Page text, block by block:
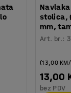
stolica,
mm,
Art. br.:
13,00
(13,00
bez PDV